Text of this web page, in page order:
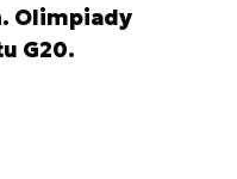
Olimpiady
G20.